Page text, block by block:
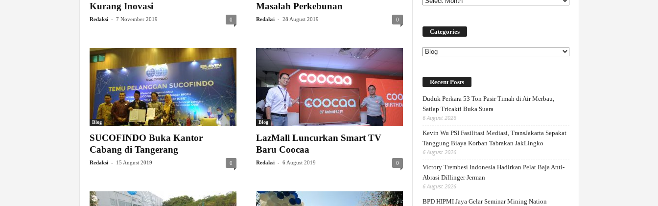
Kurang Inovasi
Redaksi - 7 November 2019 0
Masalah Perkebunan
Redaksi - 28 August 2019 0
Blog
SUCOFINDO Buka Kantor
Cabang di Tangerang
Redaksi - 15 August 2019 0
Blog
LazMall Luncurkan Smart TV
Baru Coocaa
Redaksi - 6 August 2019 0
Categories
Categories
Recent Posts
Duduk Perkara 53 Ton Pasir Timah di Air Merbau,
Satlap Tricakti Buka Suara
6 August 2026
Kevin Wu PSI Fasilitasi Mediasi, TransJakarta Sepakat
Tanggung Biaya Korban Tabrakan JakLingko
6 August 2026
Victory Trembesi Indonesia Hadirkan Pelat Baja Anti-
Abrasi Dillinger Jerman
6 August 2026
BPD HIPMI Jaya Gelar Seminar Mining Nation